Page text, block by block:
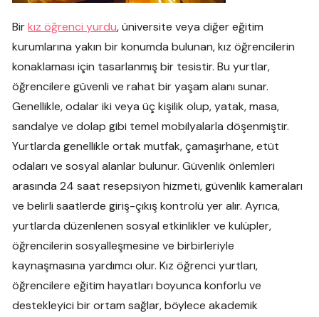
Birkız öğrenci yurdu, üniversite veya diğer eğitim
kurumlarına yakın bir konumda bulunan, kız öğrencilerin
konaklaması için tasarlanmış bir tesistir. Bu yurtlar,
öğrencilere güvenli ve rahat bir yaşam alanı sunar.
Genellikle, odalar iki veya üç kişilik olup, yatak, masa,
sandalye ve dolap gibi temel mobilyalarla döşenmiştir.
Yurtlarda genellikle ortak mutfak, çamaşırhane, etüt
odaları ve sosyal alanlar bulunur. Güvenlik önlemleri
arasında 24 saat resepsiyon hizmeti, güvenlik kameraları
ve belirli saatlerde giriş-çıkış kontrolü yer alır. Ayrıca,
yurtlarda düzenlenen sosyal etkinlikler ve kulüpler,
öğrencilerin sosyalleşmesine ve birbirleriyle
kaynaşmasına yardımcı olur. Kız öğrenci yurtları,
öğrencilere eğitim hayatları boyunca konforlu ve
destekleyici bir ortam sağlar, böylece akademik